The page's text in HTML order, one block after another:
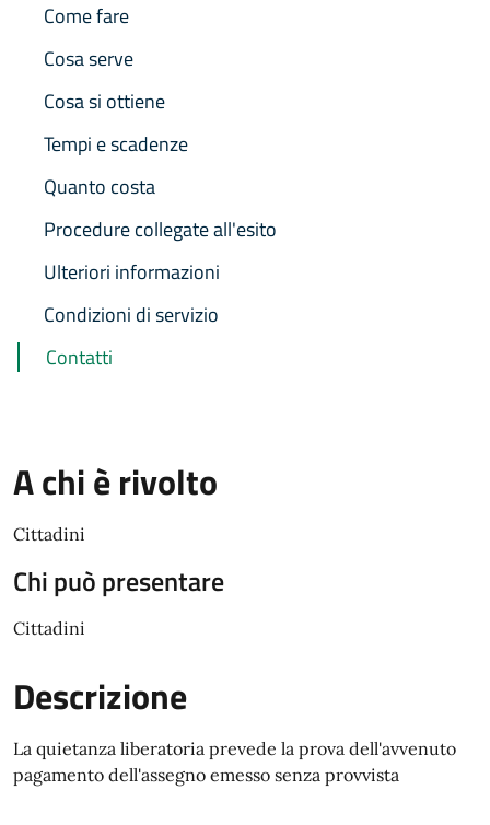
Come fare
Cosa serve
Cosa si ottiene
Tempi e scadenze
Quanto costa
Procedure collegate all'esito
Ulteriori informazioni
Condizioni di servizio
Contatti
A chi è rivolto
Cittadini
Chi può presentare
Cittadini
Descrizione
La quietanza liberatoria prevede la prova dell'avvenuto
pagamento dell'assegno emesso senza provvista